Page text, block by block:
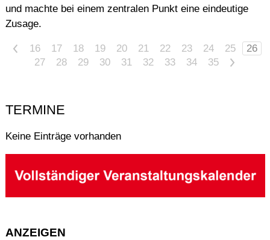
und machte bei einem zentralen Punkt eine eindeutige
Zusage.
< 16 17 18 19 20 21 22 23 24 25
26
27
28 29 30 31 32 33 34 35 >
TERMINE
Keine Einträge vorhanden
ANZEIGEN